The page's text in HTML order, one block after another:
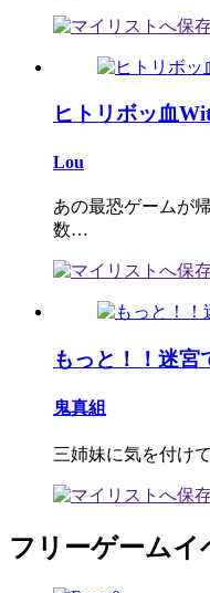
ヒトリボッ血
Lou
あの最恐ゲームが
数…
もっと！！迷宮
鬼真組
三姉妹に気を付け
フリーゲームイ